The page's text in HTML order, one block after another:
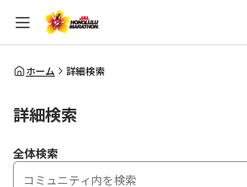
全体検索
ホーム 詳細検索
詳細検索
全体検索